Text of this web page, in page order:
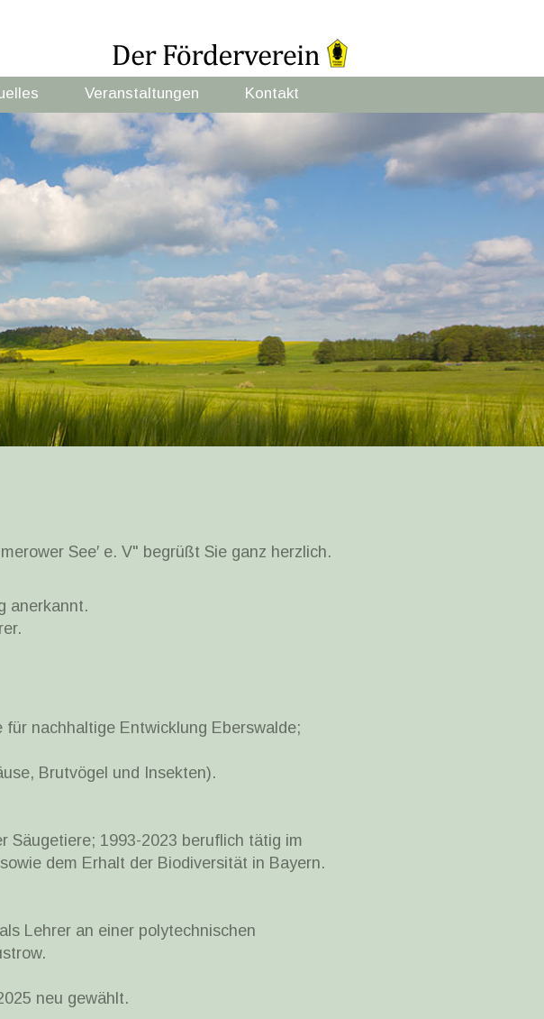
Veranstaltungen Kontakt
See′ e. V" begrüßt Sie ganz herzlich.
anerkannt.
nachhaltige Entwicklung Eberswalde;
Brutvögel und Insekten).
Säugetiere; 1993-2023 beruflich tätig im
dem Erhalt der Biodiversität in Bayern.
Lehrer an einer polytechnischen
neu gewählt.